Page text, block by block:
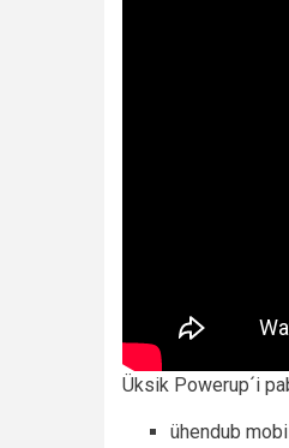
Üksik Powerup´i
ühendub